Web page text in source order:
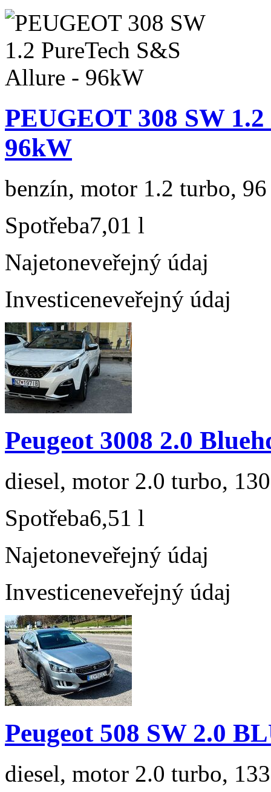
PEUGEOT 308 SW
96kW
benzín, motor 1.2 turbo,
Spotřeba7,01 l
Najetoneveřejný údaj
Investiceneveřejný údaj
Peugeot 3008 2.0
diesel, motor 2.0 turbo,
Spotřeba6,51 l
Najetoneveřejný údaj
Investiceneveřejný údaj
Peugeot 508 SW 2.0
diesel, motor 2.0 turbo,